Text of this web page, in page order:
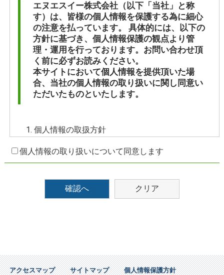
エヌエスイー株式会社（以下「当社」と称
す）は、皆様の個人情報を保護する為に細心
の注意を払っています。 具体的には、以下の
方針に基づき、個人情報保護の観点より管
理・運用を行っております。お問い合わせ頂
く前に必ずお読みください。
本サイトにおいて個人情報を提供頂いた場
合、当社の個人情報の取り扱いに関し同意い
ただいたものといたします。
個人情報の取扱方針
方針」に則り、適切な保護措置を講じ、厳重に管
なお、弊社はプライバシーマークの付与・認定を
受けております。
など採用事務手続き」
「提携パートナーに関するお問い合わせに対する
個人情報の取り扱いについて同意します
アクセスマップ サイトマップ 個人情報保護方針